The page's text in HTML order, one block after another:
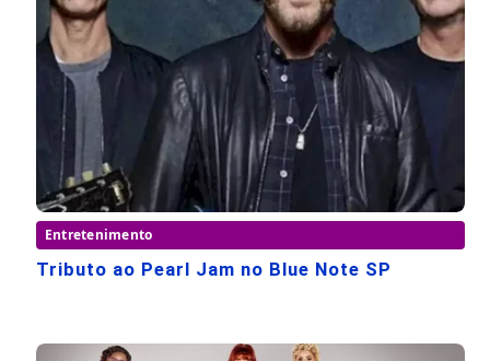
Entretenimento
Tributo ao Pearl Jam no Blue Note SP